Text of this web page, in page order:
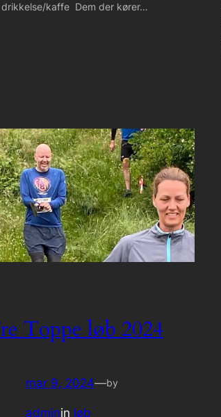
kaffe Dem der kører…
Toppe løb 2024
mar 9, 2024—by
adminin løb